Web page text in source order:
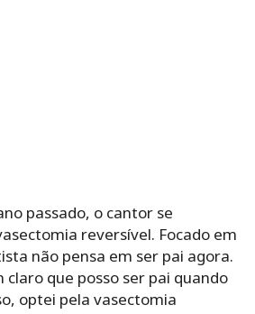
passado, o cantor se
reversível. Focado em
não pensa em ser pai agora.
claro que posso ser pai quando
optei pela vasectomia